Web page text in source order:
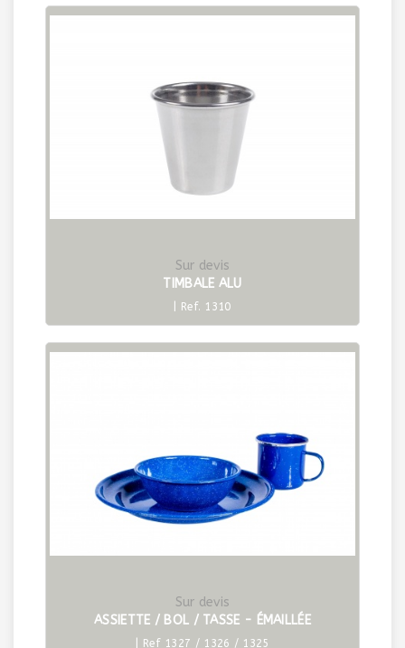
Sur devis
TIMBALE ALU
| Ref. 1310
Sur devis
ASSIETTE / BOL / TASSE - ÉMAILLÉE
| Ref 1327 / 1326 / 1325